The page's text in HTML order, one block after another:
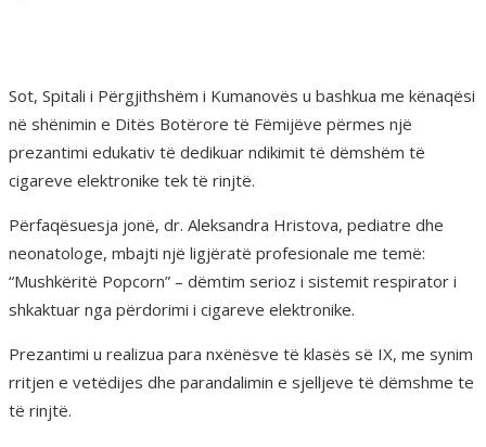
Sot, Spitali i Përgjithshëm i Kumanovës u bashkua me kënaqësi
në shënimin e Ditës Botërore të Fëmijëve përmes një
prezantimi edukativ të dedikuar ndikimit të dëmshëm të
cigareve elektronike tek të rinjtë.
Përfaqësuesja jonë, dr. Aleksandra Hristova, pediatre dhe
neonatologe, mbajti një ligjëratë profesionale me temë:
“Mushkëritë Popcorn” – dëmtim serioz i sistemit respirator i
shkaktuar nga përdorimi i cigareve elektronike.
Prezantimi u realizua para nxënësve të klasës së IX, me synim
rritjen e vetëdijes dhe parandalimin e sjelljeve të dëmshme te
të rinjtë.